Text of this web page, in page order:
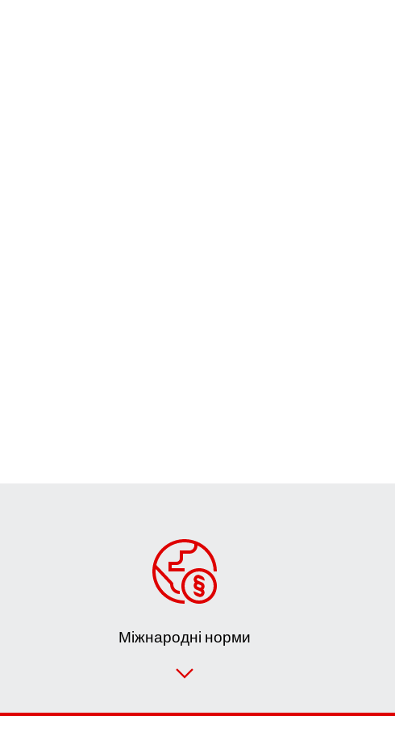
Міжнародні норми